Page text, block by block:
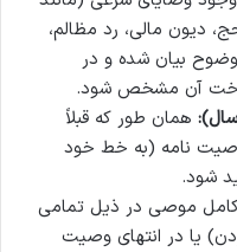
دیون مالی، رد مظالم،
وضوح بیان شده و در
آن مشخص شود.
همان طور که قبلاً
نامه (به خط خود
شود.
موصی در ذیل تمامی
یا در انتهای وصیت